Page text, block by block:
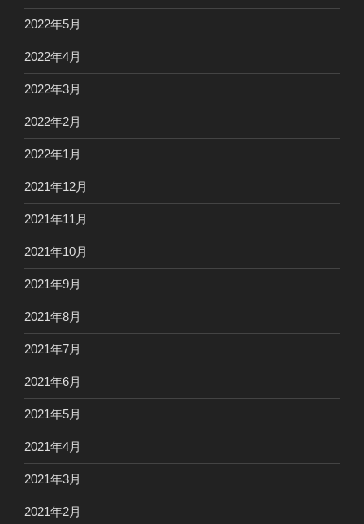
2022年5月
2022年4月
2022年3月
2022年2月
2022年1月
2021年12月
2021年11月
2021年10月
2021年9月
2021年8月
2021年7月
2021年6月
2021年5月
2021年4月
2021年3月
2021年2月